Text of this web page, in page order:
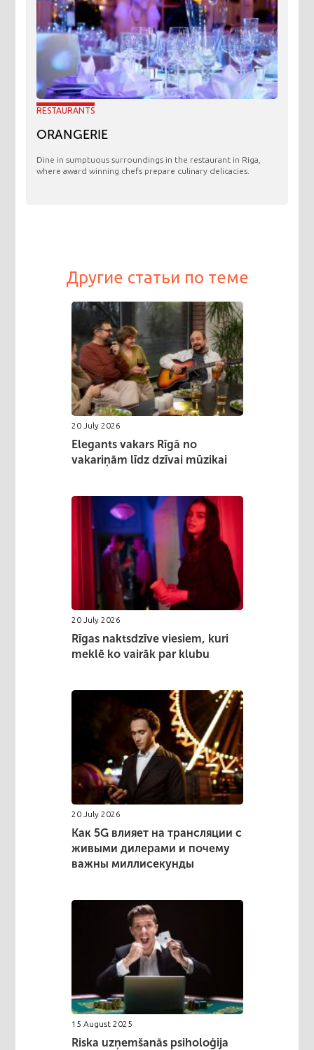
RESTAURANTS
ORANGERIE
​Dine in sumptuous surroundings in the restaurant in Riga,
where award winning chefs prepare culinary delicacies.
Другие статьи по теме
20 July 2026
Elegants vakars Rīgā no
vakariņām līdz dzīvai mūzikai
20 July 2026
Rīgas naktsdzīve viesiem, kuri
meklē ko vairāk par klubu
20 July 2026
Как 5G влияет на трансляции с
живыми дилерами и почему
важны миллисекунды
15 August 2025
Riska uzņemšanās psiholoģija